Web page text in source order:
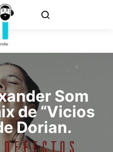
Som
de “Vicios
Dorian.